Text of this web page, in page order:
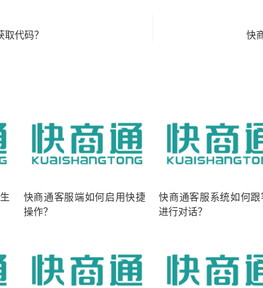
代码？ 快
快商通客服端如何启用快捷
操作？
快商通客服系统如何跟
进行对话？